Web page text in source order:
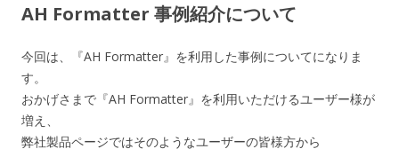
AH Formatter 事例紹介について
今回は、『AH Formatter』を利用した事例についてになりま
す。
おかげさまで『AH Formatter』を利用いただけるユーザー様が
増え、
弊社製品ページではそのようなユーザーの皆様方から